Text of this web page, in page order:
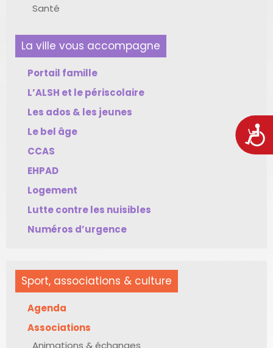
Santé
La ville vous accompagne
Portail famille
L’ALSH et le périscolaire
Les ados & les jeunes
Le bel âge
CCAS
EHPAD
Logement
Lutte contre les nuisibles
Numéros d’urgence
Sport, associations & culture
Agenda
Associations